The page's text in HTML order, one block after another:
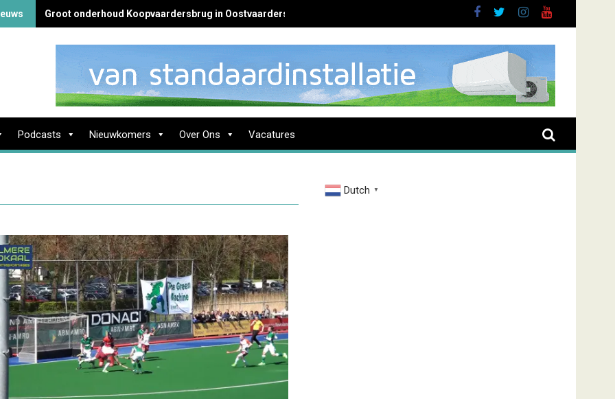
Groot onderhoud Koopvaardersbrug in Oostvaardersbuurt
Podcasts Nieuwkomers Over Ons Vacatures
Dutch ▼